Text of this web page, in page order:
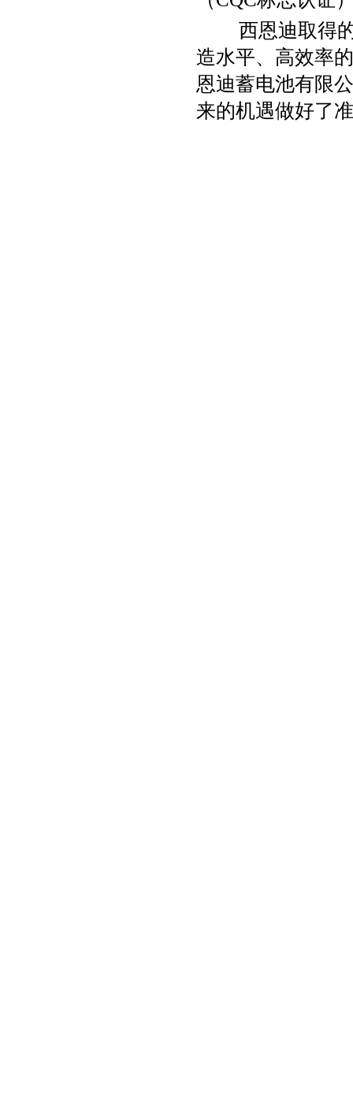
西恩迪取得的
造水平、高效率
恩迪蓄电池有限
来的机遇做好了